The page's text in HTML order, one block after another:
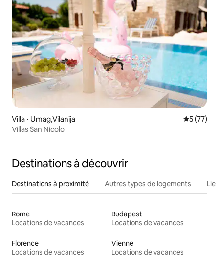
Villa ⋅ Umag,Vilanija
5 (77)
Villas San Nicolo
Destinations à découvrir
Destinations à proximité Autres types de logements
Rome
Locations de vacances
Budapest
Locations de vacances
Florence
Locations de vacances
Vienne
Locations de vacances